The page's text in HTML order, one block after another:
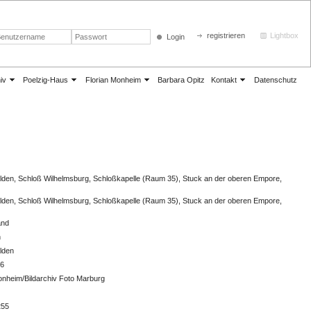
Poelzig-Haus Florian Monheim Barbara Opitz Kontakt Datenschutz
Login registrieren Lightbox
Schloß Wilhelmsburg, Schloßkapelle (Raum 35), Stuck an der oberen Empore,
Schloß Wilhelmsburg, Schloßkapelle (Raum 35), Stuck an der oberen Empore,
Bildarchiv Foto Marburg